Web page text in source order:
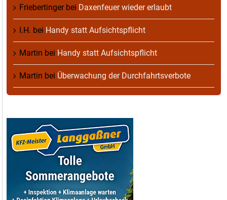
Friebertingerbei Daxenfeuer wieder erlaubt
I.H. bei Handy statt Aufsichtspflicht
Martin bei Handy statt Aufsichtspflicht
Martin bei Überwachung der Durchfahrtsverbote